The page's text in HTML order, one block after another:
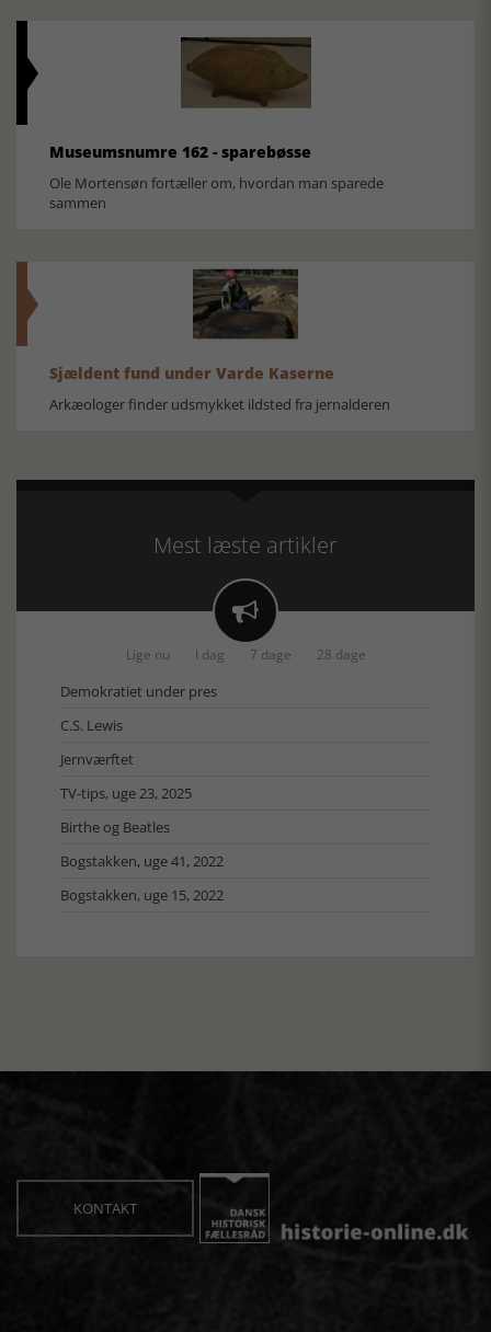
Museumsnumre 162 - sparebøsse
Ole Mortensøn fortæller om, hvordan man sparede
sammen
Sjældent fund under Varde Kaserne
Arkæologer finder udsmykket ildsted fra jernalderen
Mest læste artikler

Lige nu I dag 7 dage 28 dage
Demokratiet under pres
C.S. Lewis
Jernværftet
TV-tips, uge 23, 2025
Birthe og Beatles
Bogstakken, uge 41, 2022
Bogstakken, uge 15, 2022
KONTAKT